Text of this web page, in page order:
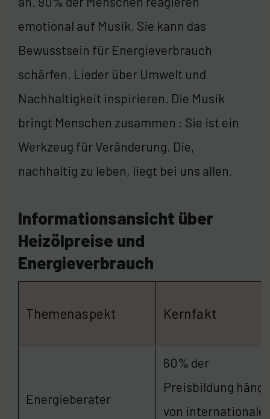
emotional auf Musik. Sie kann das
Bewusstsein für Energieverbrauch
schärfen. Lieder über Umwelt und
Nachhaltigkeit inspirieren. Die Musik
bringt Menschen zusammen : Sie ist ein
Werkzeug für Veränderung. Die,
nachhaltig zu leben, liegt bei uns allen.
Informationsansicht über
Heizölpreise und
Energieverbrauch
Themenaspekt Kernfakt
Energieberater
60% der
Preisbildung hängt
von